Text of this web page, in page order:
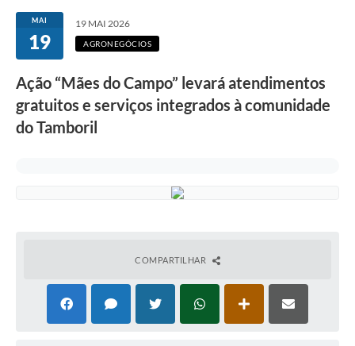
MAI
19
19 MAI 2026
AGRONEGÓCIOS
Ação “Mães do Campo” levará atendimentos
gratuitos e serviços integrados à comunidade
do Tamboril
COMPARTILHAR